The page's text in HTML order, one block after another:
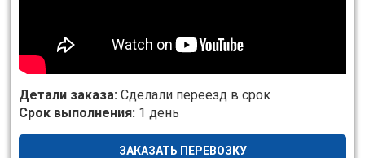
Детали заказа: Сделали переезд в срок
Срок выполнения: 1 день
ЗАКАЗАТЬ ПЕРЕВОЗКУ